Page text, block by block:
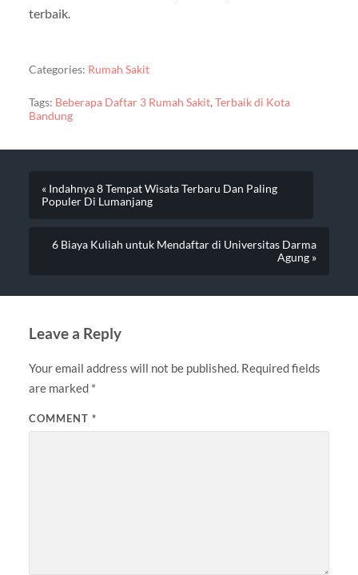
terbaik.
Categories: Rumah Sakit
Tags: Beberapa Daftar 3 Rumah Sakit, Terbaik di Kota
Bandung
« Indahnya 8 Tempat Wisata Terbaru Dan Paling
Populer Di Lumanjang
6 Biaya Kuliah untuk Mendaftar di Universitas Darma
Agung »
Leave a Reply
Your email address will not be published. Required fields
are marked *
COMMENT *